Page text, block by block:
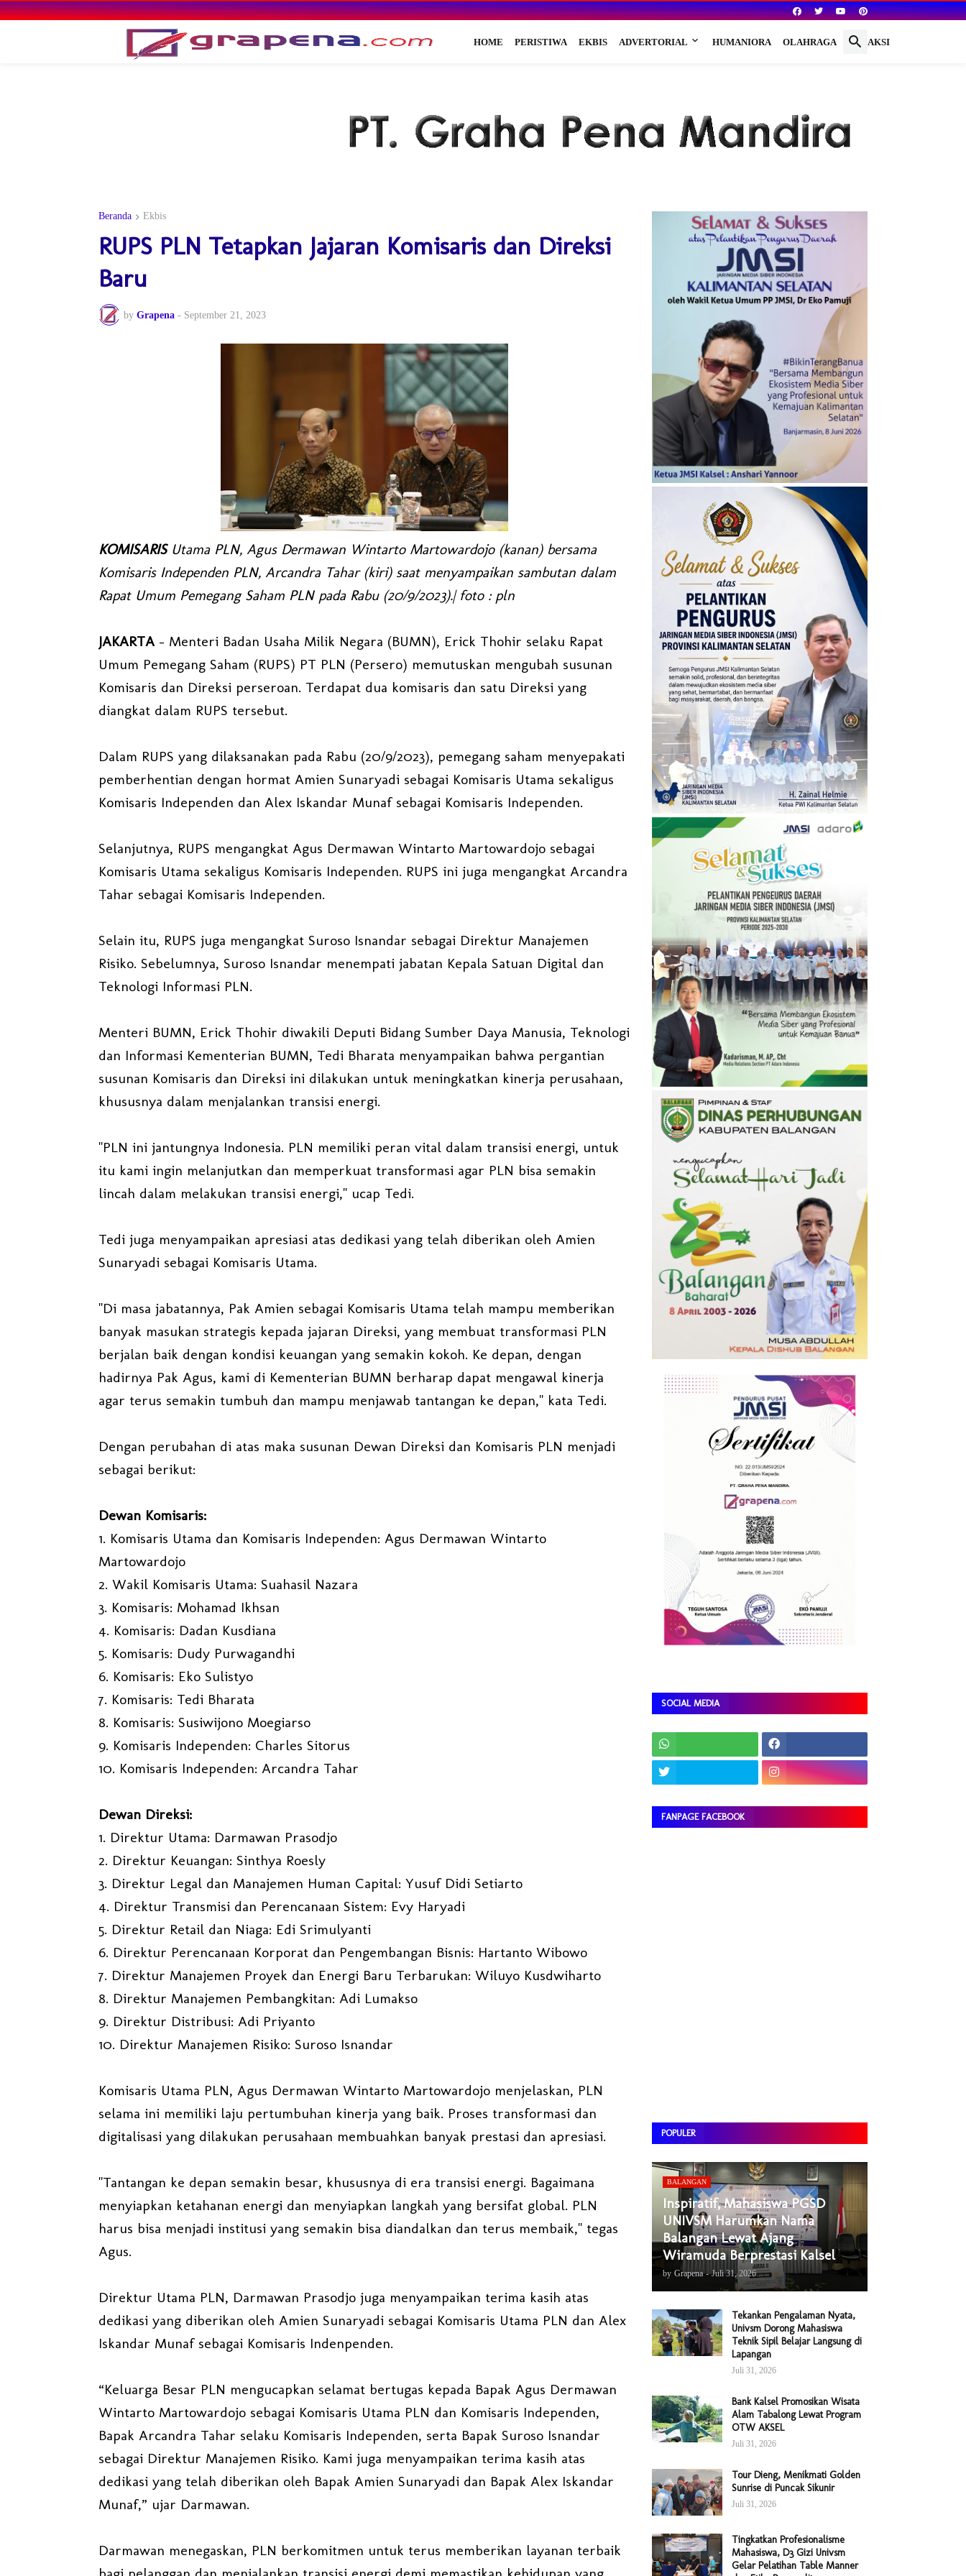
HOME PERISTIWA EKBIS ADVERTORIAL HUMANIORA OLAHRAGA REDAKSI
Beranda Ekbis
RUPS PLN Tetapkan Jajaran Komisaris dan Direksi
Baru
by Grapena - September 21, 2023
KOMISARISUtama PLN, Agus Dermawan Wintarto Martowardojo (kanan) bersama
Komisaris Independen PLN, Arcandra Tahar (kiri) saat menyampaikan sambutan dalam
Rapat Umum Pemegang Saham PLN pada Rabu (20/9/2023).| foto : pln
JAKARTA- Menteri Badan Usaha Milik Negara (BUMN), Erick Thohir selaku Rapat
Umum Pemegang Saham (RUPS) PT PLN (Persero) memutuskan mengubah susunan
Komisaris dan Direksi perseroan. Terdapat dua komisaris dan satu Direksi yang
diangkat dalam RUPS tersebut.
Dalam RUPS yang dilaksanakan pada Rabu (20/9/2023), pemegang saham menyepakati
pemberhentian dengan hormat Amien Sunaryadi sebagai Komisaris Utama sekaligus
Komisaris Independen dan Alex Iskandar Munaf sebagai Komisaris Independen.
Selanjutnya, RUPS mengangkat Agus Dermawan Wintarto Martowardojo sebagai
Komisaris Utama sekaligus Komisaris Independen. RUPS ini juga mengangkat Arcandra
Tahar sebagai Komisaris Independen.
Selain itu, RUPS juga mengangkat Suroso Isnandar sebagai Direktur Manajemen
Risiko. Sebelumnya, Suroso Isnandar menempati jabatan Kepala Satuan Digital dan
Teknologi Informasi PLN.
Menteri BUMN, Erick Thohir diwakili Deputi Bidang Sumber Daya Manusia, Teknologi
dan Informasi Kementerian BUMN, Tedi Bharata menyampaikan bahwa pergantian
susunan Komisaris dan Direksi ini dilakukan untuk meningkatkan kinerja perusahaan,
khususnya dalam menjalankan transisi energi.
"PLN ini jantungnya Indonesia. PLN memiliki peran vital dalam transisi energi, untuk
itu kami ingin melanjutkan dan memperkuat transformasi agar PLN bisa semakin
lincah dalam melakukan transisi energi," ucap Tedi.
Tedi juga menyampaikan apresiasi atas dedikasi yang telah diberikan oleh Amien
Sunaryadi sebagai Komisaris Utama.
"Di masa jabatannya, Pak Amien sebagai Komisaris Utama telah mampu memberikan
banyak masukan strategis kepada jajaran Direksi, yang membuat transformasi PLN
berjalan baik dengan kondisi keuangan yang semakin kokoh. Ke depan, dengan
hadirnya Pak Agus, kami di Kementerian BUMN berharap dapat mengawal kinerja
agar terus semakin tumbuh dan mampu menjawab tantangan ke depan," kata Tedi.
Dengan perubahan di atas maka susunan Dewan Direksi dan Komisaris PLN menjadi
sebagai berikut:
Dewan Komisaris:
1. Komisaris Utama dan Komisaris Independen: Agus Dermawan Wintarto
Martowardojo
2. Wakil Komisaris Utama: Suahasil Nazara
3. Komisaris: Mohamad Ikhsan
4. Komisaris: Dadan Kusdiana
5. Komisaris: Dudy Purwagandhi
6. Komisaris: Eko Sulistyo
7. Komisaris: Tedi Bharata
8. Komisaris: Susiwijono Moegiarso
9. Komisaris Independen: Charles Sitorus
10. Komisaris Independen: Arcandra Tahar
Dewan Direksi:
1. Direktur Utama: Darmawan Prasodjo
2. Direktur Keuangan: Sinthya Roesly
3. Direktur Legal dan Manajemen Human Capital: Yusuf Didi Setiarto
4. Direktur Transmisi dan Perencanaan Sistem: Evy Haryadi
5. Direktur Retail dan Niaga: Edi Srimulyanti
6. Direktur Perencanaan Korporat dan Pengembangan Bisnis: Hartanto Wibowo
7. Direktur Manajemen Proyek dan Energi Baru Terbarukan: Wiluyo Kusdwiharto
8. Direktur Manajemen Pembangkitan: Adi Lumakso
9. Direktur Distribusi: Adi Priyanto
10. Direktur Manajemen Risiko: Suroso Isnandar
Komisaris Utama PLN, Agus Dermawan Wintarto Martowardojo menjelaskan, PLN
selama ini memiliki laju pertumbuhan kinerja yang baik. Proses transformasi dan
digitalisasi yang dilakukan perusahaan membuahkan banyak prestasi dan apresiasi.
"Tantangan ke depan semakin besar, khususnya di era transisi energi. Bagaimana
menyiapkan ketahanan energi dan menyiapkan langkah yang bersifat global. PLN
harus bisa menjadi institusi yang semakin bisa diandalkan dan terus membaik," tegas
Agus.
Direktur Utama PLN, Darmawan Prasodjo juga menyampaikan terima kasih atas
dedikasi yang diberikan oleh Amien Sunaryadi sebagai Komisaris Utama PLN dan Alex
Iskandar Munaf sebagai Komisaris Indenpenden.
“Keluarga Besar PLN mengucapkan selamat bertugas kepada Bapak Agus Dermawan
Wintarto Martowardojo sebagai Komisaris Utama PLN dan Komisaris Independen,
Bapak Arcandra Tahar selaku Komisaris Independen, serta Bapak Suroso Isnandar
sebagai Direktur Manajemen Risiko. Kami juga menyampaikan terima kasih atas
dedikasi yang telah diberikan oleh Bapak Amien Sunaryadi dan Bapak Alex Iskandar
Munaf,” ujar Darmawan.
Darmawan menegaskan, PLN berkomitmen untuk terus memberikan layanan terbaik
SOCIAL MEDIA
FANPAGE FACEBOOK
POPULER
BALANGAN
Inspiratif, Mahasiswa PGSD
UNIVSM Harumkan Nama
Balangan Lewat Ajang
Wiramuda Berprestasi Kalsel
by Grapena - Juli 31, 2026
Tekankan Pengalaman Nyata,
Univsm Dorong Mahasiswa
Teknik Sipil Belajar Langsung di
Lapangan
Juli 31, 2026
Bank Kalsel Promosikan Wisata
Alam Tabalong Lewat Program
OTW AKSEL
Juli 31, 2026
Tour Dieng, Menikmati Golden
Sunrise di Puncak Sikunir
Juli 31, 2026
Tingkatkan Profesionalisme
Mahasiswa, D3 Gizi Univsm
Gelar Pelatihan Table Manner